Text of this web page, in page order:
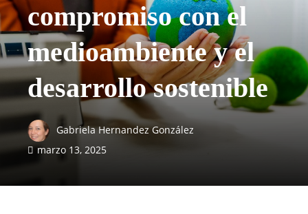
compromiso con el
medioambiente y el
desarrollo sostenible
Gabriela Hernandez González
marzo 13, 2025